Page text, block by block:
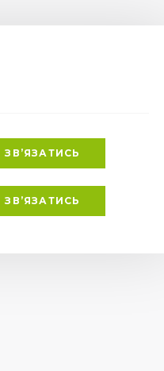
ЗВ’ЯЗАТИСЬ
ЗВ’ЯЗАТИСЬ